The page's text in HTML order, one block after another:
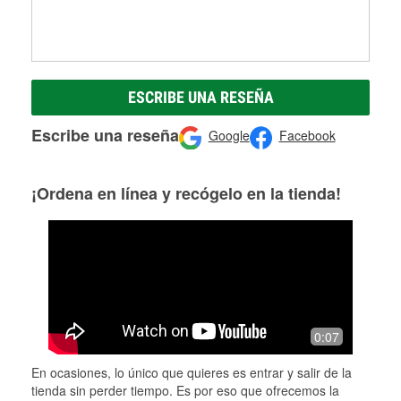
ESCRIBE UNA RESEÑA
Escribe una reseña Google Facebook
¡Ordena en línea y recógelo en la tienda!
0:07
En ocasiones, lo único que quieres es entrar y salir de la
tienda sin perder tiempo. Es por eso que ofrecemos la